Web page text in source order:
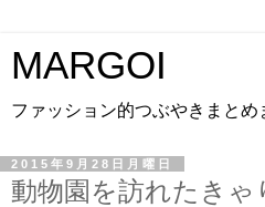
MARGOI
ファッション的つぶやきまとめ
2015年9月28日月曜日
動物園を訪れたきゃ